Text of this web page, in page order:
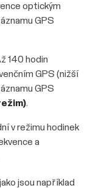
optickým
GPS
140 hodin
GPS (nižší
GPS
.
v režimu hodinek
a
jsou například